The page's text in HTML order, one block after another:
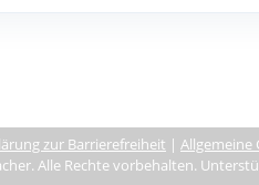
zur Barrierefreiheit | Allgemeine
Alle Rechte vorbehalten.